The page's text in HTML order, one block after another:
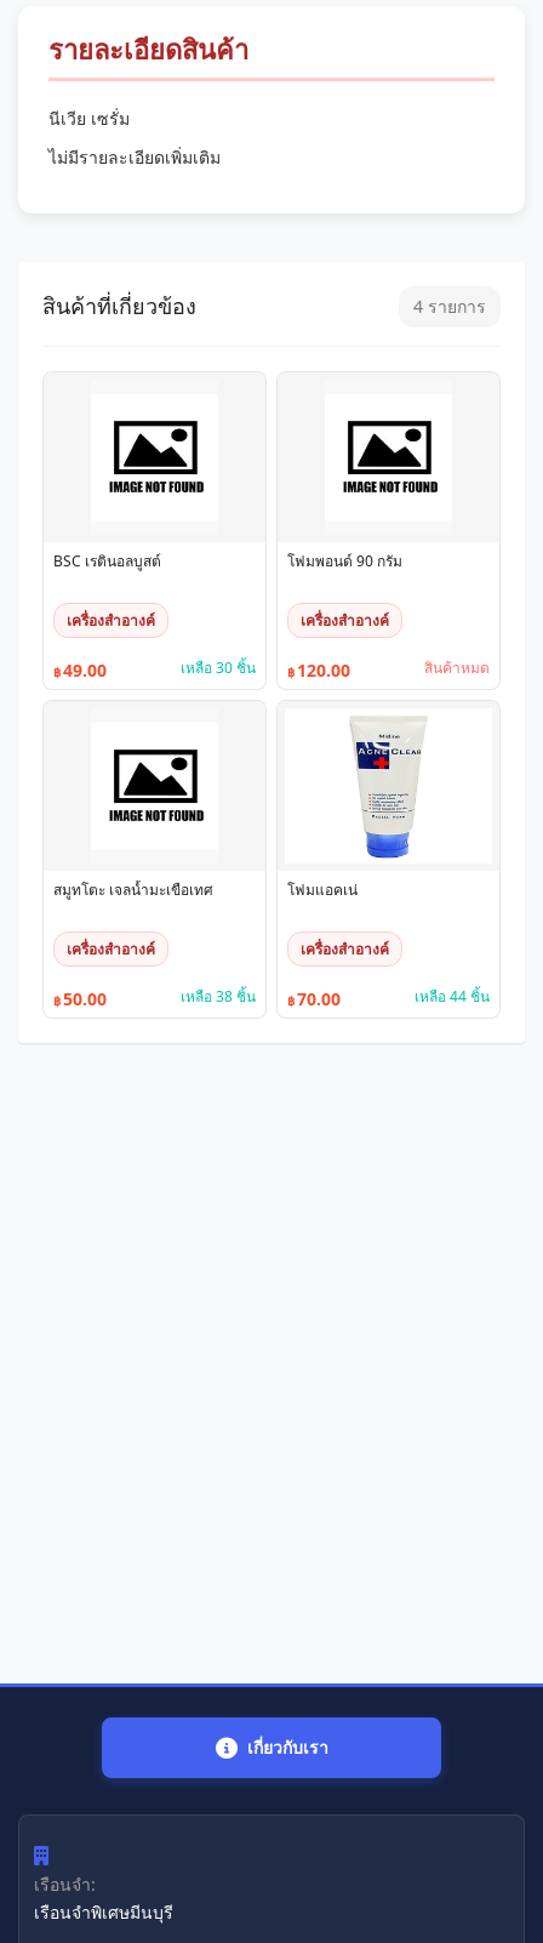
รายละเอียดสินค้า
นีเวีย เซรั่ม
ไม่มีรายละเอียดเพิ่มเติม
สินค้าที่เกี่ยวข้อง 4 รายการ
BSC เรตินอลบูสต์
เครื่องสำอางค์
฿49.00 เหลือ 30 ชิ้น
โฟมพอนด์ 90 กรัม
เครื่องสำอางค์
฿ 120.00 สินค้าหมด
สมูทโตะ เจลน้ำมะเขือเทศ
เครื่องสำอางค์
฿50.00 เหลือ 38 ชิ้น
โฟมแอคเน่
เครื่องสำอางค์
฿70.00 เหลือ 44 ชิ้น
เกี่ยวกับเรา
เรือนจำ:
เรือนจำพิเศษมีนบุรี